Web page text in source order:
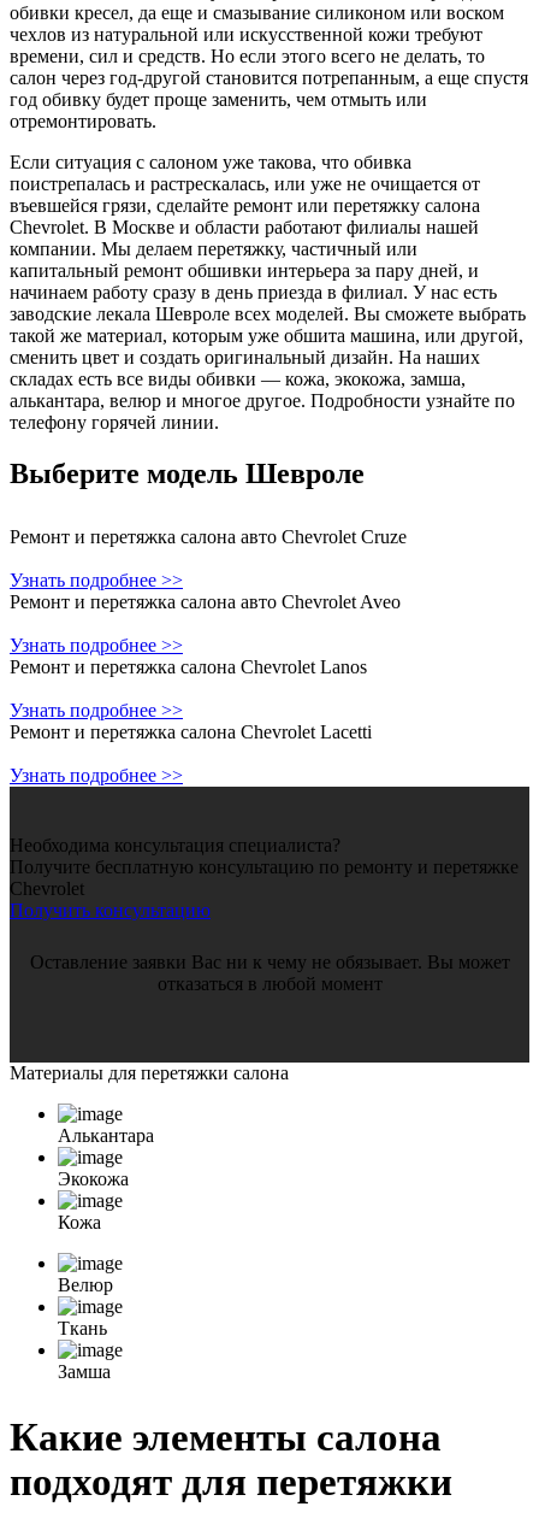
обивки кресел, да еще и смазывание силиконом или воском
чехлов из натуральной или искусственной кожи требуют
времени, сил и средств. Но если этого всего не делать, то
салон через год-другой становится потрепанным, а еще спустя
год обивку будет проще заменить, чем отмыть или
отремонтировать.
Если ситуация с салоном уже такова, что обивка
поистрепалась и растрескалась, или уже не очищается от
въевшейся грязи, сделайте ремонт или перетяжку салона
Chevrolet. В Москве и области работают филиалы нашей
компании. Мы делаем перетяжку, частичный или
капитальный ремонт обшивки интерьера за пару дней, и
начинаем работу сразу в день приезда в филиал. У нас есть
заводские лекала Шевроле всех моделей. Вы сможете выбрать
такой же материал, которым уже обшита машина, или другой,
сменить цвет и создать оригинальный дизайн. На наших
складах есть все виды обивки — кожа, экокожа, замша,
алькантара, велюр и многое другое. Подробности узнайте по
телефону горячей линии.
Выберите модель Шевроле
Ремонт и перетяжка салона авто Chevrolet Cruze
Узнать подробнее >>
Ремонт и перетяжка салона авто Chevrolet Aveo
Узнать подробнее >>
Ремонт и перетяжка салона Chevrolet Lanos
Узнать подробнее >>
Ремонт и перетяжка салона Chevrolet Lacetti
Узнать подробнее >>
Необходима консультация специалиста?
Получите бесплатную консультацию по ремонту и перетяжке
Chevrolet
Получить консультацию
Оставление заявки Вас ни к чему не обязывает. Вы может
отказаться в любой момент
Материалы для перетяжки салона
Алькантара
Экокожа
Кожа
Велюр
Ткань
Замша
Какие элементы салона
подходят для перетяжки